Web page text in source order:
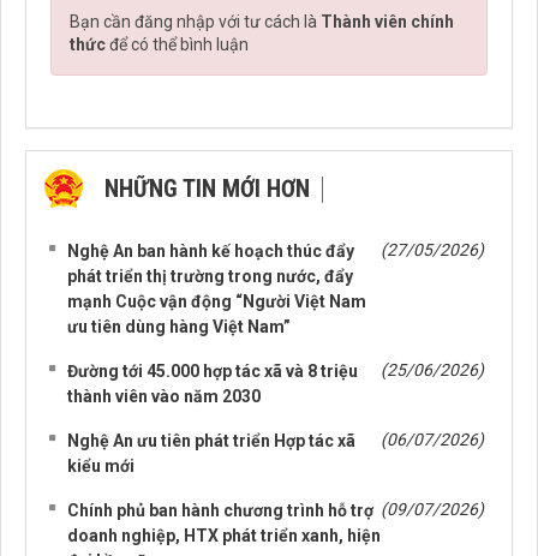
Bạn cần đăng nhập với tư cách là Thành viên chính
thứcđể có thể bình luận
NHỮNG TIN MỚI HƠN
Nghệ An ban hành kế hoạch thúc đẩy
phát triển thị trường trong nước, đẩy
mạnh Cuộc vận động “Người Việt Nam
ưu tiên dùng hàng Việt Nam”
(27/05/2026)
Đường tới 45.000 hợp tác xã và 8 triệu
thành viên vào năm 2030
(25/06/2026)
Nghệ An ưu tiên phát triển Hợp tác xã
kiểu mới
(06/07/2026)
Chính phủ ban hành chương trình hỗ trợ
doanh nghiệp, HTX phát triển xanh, hiện
(09/07/2026)